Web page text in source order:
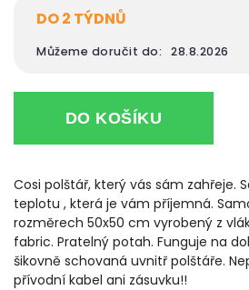
DO 2 TÝDNŮ
Můžeme doručit do: 28.8.2026
DO KOŠÍKU
Cosi polštář, který vás sám zahřeje.
teplotu , která je vám příjemná.
rozměrech 50x50 cm vyrobený z
fabric. Pratelný potah. Funguje na
šikovně schovaná uvnitř polštáře.
přívodní kabel ani zásuvku!!